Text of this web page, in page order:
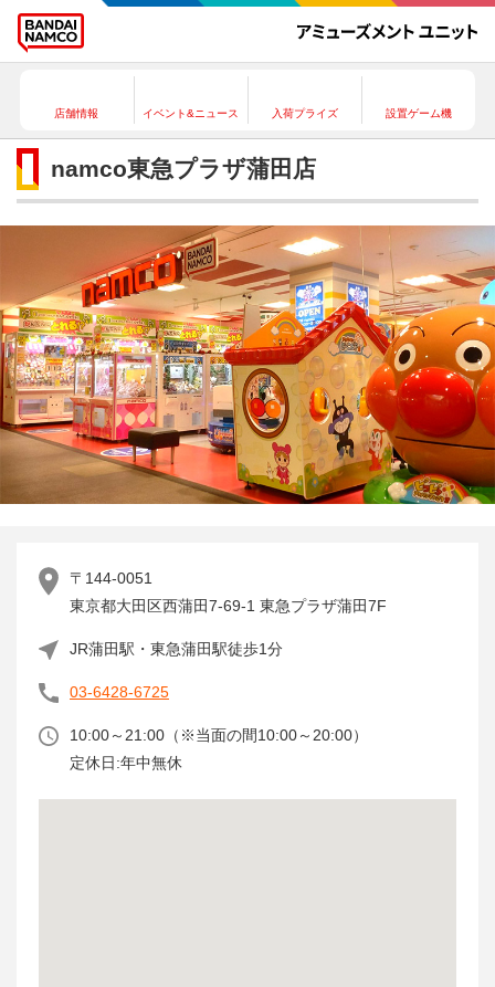
店舗情報 イベント&ニュース 入荷プライズ 設置ゲーム機
namco東急プラザ蒲田店
〒144-0051
東京都大田区西蒲田7-69-1 東急プラザ蒲田7F
JR蒲田駅・東急蒲田駅徒歩1分
03-6428-6725
10:00～21:00（※当面の間10:00～20:00）
定休日:年中無休